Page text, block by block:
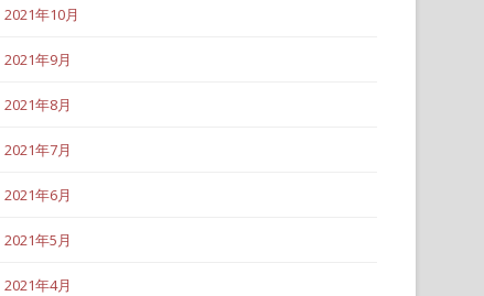
2021年10月
2021年9月
2021年8月
2021年7月
2021年6月
2021年5月
2021年4月